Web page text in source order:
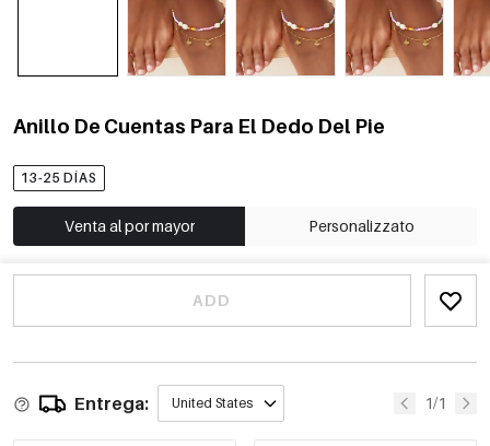
Anillo De Cuentas Para El Dedo Del Pie
13-25 DÍAS
Venta al por mayor Personalizzato
ADD
Entrega: United States 1/1